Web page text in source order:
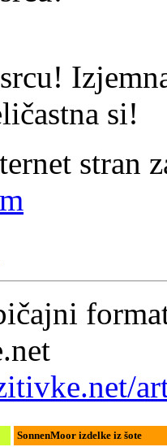
si!
stran
SonnenMoor izdelke iz šote